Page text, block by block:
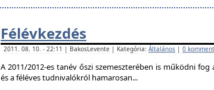
Félévkezdés
2011. 08. 10. - 22:11 | BakosLevente | Kategória: Általános | 0
A 2011/2012-es tanév őszi szemeszterében is működni
és a féléves tudnivalókról hamarosan...